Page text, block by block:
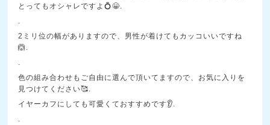
とってもオシャレですよ💍😀.
.
2ミリ位の幅がありますので、男性が着けてもカッコいいですね
🙆.
.
色の組み合わせもご自由に選んで頂いてますので、お気に入りを
見つけてください🥰.
イヤーカフにしても可愛くておすすめです👂.
.